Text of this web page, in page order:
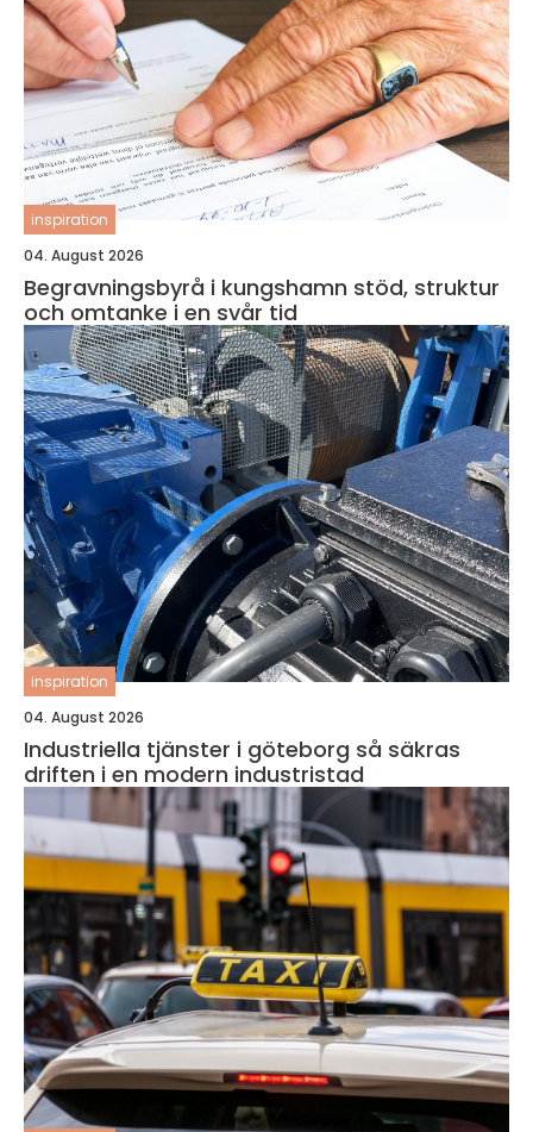
inspiration
04. August 2026
Begravningsbyrå i kungshamn stöd, struktur
och omtanke i en svår tid
inspiration
04. August 2026
Industriella tjänster i göteborg så säkras
driften i en modern industristad